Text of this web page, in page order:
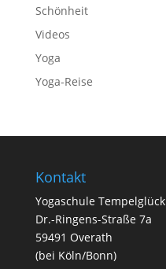
Schönheit
Videos
Yoga
Yoga-Reise
Kontakt
Yogaschule Tempelglück
Dr.-Ringens-Straße 7a
59491 Overath
(bei Köln/Bonn)